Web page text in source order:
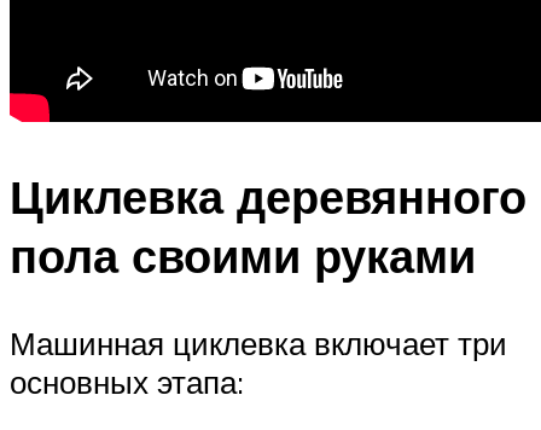
Циклевка деревянного
пола своими руками
Машинная циклевка включает три
основных этапа: